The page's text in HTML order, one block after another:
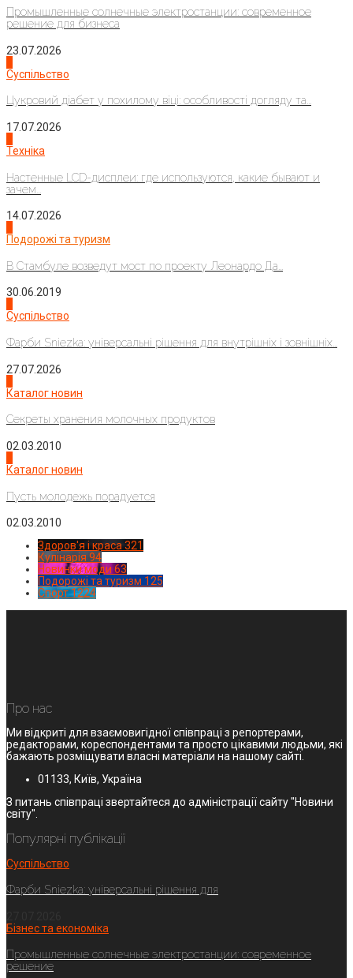
Промышленные солнечные электростанции: современное
решение для бизнеса
23.07.2026
Суспільство
Цукровий діабет у похилому віці: особливості догляду та...
17.07.2026
Техніка
Настенные LCD-дисплеи: где используются, какие бывают и
зачем...
14.07.2026
Подорожі та туризм
В Стамбуле возведут мост по проекту Леонардо Да...
30.06.2019
Суспільство
Фарби Sniezka: універсальні рішення для внутрішніх і зовнішніх...
27.07.2026
Каталог новин
Секреты хранения молочных продуктов
02.03.2010
Каталог новин
Пусть молодежь порадуется
02.03.2010
Здоров'я і краса 321
Кулінарія 94
Новинки моди 63
Подорожі та туризм 125
Спорт1224
Про нас
Ми відкриті для взаємовигідної співпраці з репортерами,
редакторами, кореспондентами та просто цікавими людьми, які
бажають розміщувати власні матеріали на нашому сайті.
01133, Київ, Україна
З питань співпраці звертайтеся до адміністрації сайту "Новини
світу".
Популярні публікації
Суспільство
Фарби Sniezka: універсальні рішення для
Бізнес та економіка
Промышленные солнечные электростанции: современное
решение